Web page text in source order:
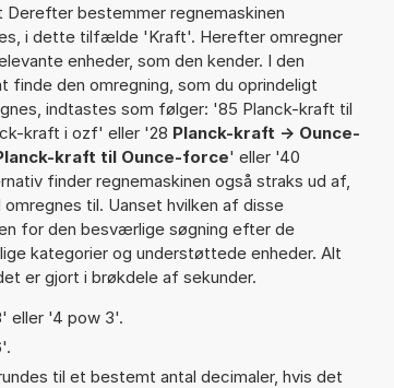
bestemmer regnemaskinen
i dette tilfælde 'Kraft'. Herefter omregner
enheder, som den kender. I den
den omregning, som du oprindeligt
indtastes som følger: '85 Planck-kraft til
kraft i ozf' eller '28 Planck-kraft -> Ounce-
kraft til Ounce-force' eller '40
finder regnemaskinen også straks ud af,
til. Uanset hvilken af disse
for den besværlige søgning efter de
kategorier og understøttede enheder. Alt
er gjort i brøkdele af sekunder.
eller '4 pow 3'.
til et bestemt antal decimaler, hvis det